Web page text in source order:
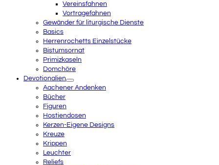
Vereinsfahnen
Vortragefahnen
Gewänder für liturgische Dienste
Basics
Herrenrochetts Einzelstücke
Bistumsornat
Primizkaseln
Domchöre
Devotionalien
Aachener Andenken
Bücher
Figuren
Hostiendosen
Kerzen-Eigene Designs
Kreuze
Krippen
Leuchter
Reliefs